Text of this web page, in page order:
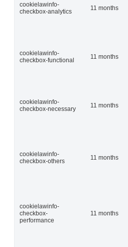
cookielawinfo-
checkbox-analytics
11 months
cookielawinfo-
checkbox-functional
11 months
cookielawinfo-
checkbox-necessary
11 months
cookielawinfo-
checkbox-others
11 months
cookielawinfo-
checkbox-
performance
11 months